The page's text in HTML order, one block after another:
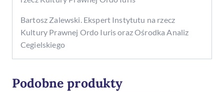
Bartosz Zalewski. Ekspert Instytutu na rzecz
Kultury Prawnej Ordo Iuris oraz Ośrodka Analiz
Cegielskiego
Podobne produkty